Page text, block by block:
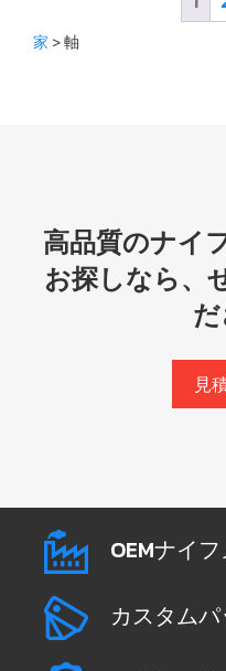
家 > 軸
高品質のナイ
お探しなら、
だ
見
OEMナイ
カスタム